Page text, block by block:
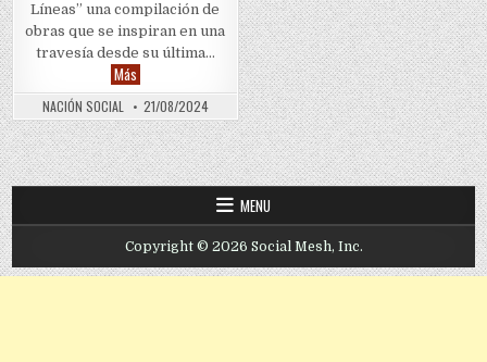
Líneas” una compilación de
obras que se inspiran en una
travesía desde su última…
Más“Abriendo Líneas” llega al Museo Las Américas
NACIÓN SOCIAL 21/08/2024
MENU
Copyright © 2026 Social Mesh, Inc.